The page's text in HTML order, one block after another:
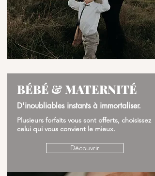
BÉBÉ & MATERNITÉ
D'inoubliables instants à immortaliser.
Plusieurs forfaits vous sont offerts, choisissez
celui qui vous convient le mieux.
Découvrir